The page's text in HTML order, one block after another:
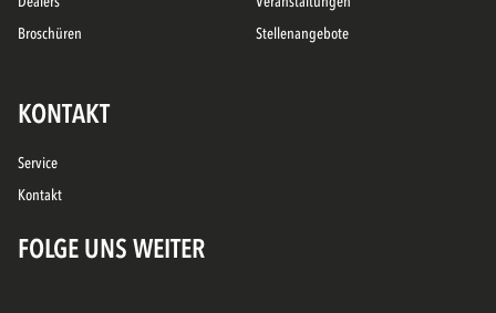
Broschüren
Stellenangebote
KONTAKT
Service
Kontakt
FOLGE UNS WEITER